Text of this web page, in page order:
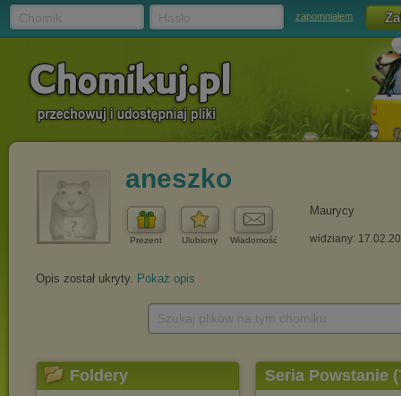
zapomniałem
aneszko
Prezent Ulubiony Wiadomość
Maurycy
widziany:
Opis został ukryty. Pokaż opis
Foldery Seria Powstanie